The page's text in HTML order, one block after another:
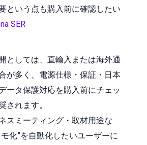
という点も購入前に確認したい
SER
としては、直輸入または海外通
が多く、電源仕様・保証・日本
ータ保護対応を購入前にチェッ
されます。
スミーティング・取材用途な
化”を自動化したいユーザーに